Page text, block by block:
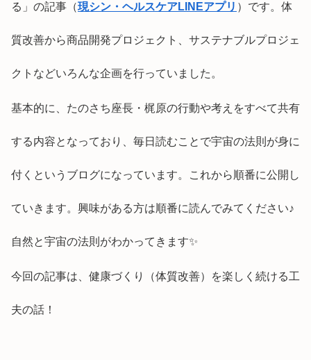
る」の記事（現シン・ヘルスケアLINEアプリ ）です。体
質改善から商品開発プロジェクト、サステナブルプロジェ
クトなどいろんな企画を行っていました。
基本的に、たのさち座長・梶原の行動や考えをすべて共有
する内容となっており、毎日読むことで宇宙の法則が身に
付くというブログになっています。これから順番に公開し
ていきます。興味がある方は順番に読んでみてください♪
自然と宇宙の法則がわかってきます✨
今回の記事は、健康づくり（体質改善）を楽しく続ける工
夫の話！